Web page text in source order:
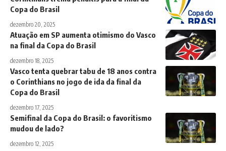
Copa do Brasil
dezembro 20, 2025
Atuação em SP aumenta otimismo do Vasco
na final da Copa do Brasil
dezembro 18, 2025
Vasco tenta quebrar tabu de 18 anos contra
o Corinthians no jogo de ida da final da
Copa do Brasil
dezembro 17, 2025
Semifinal da Copa do Brasil: o favoritismo
mudou de lado?
dezembro 12, 2025